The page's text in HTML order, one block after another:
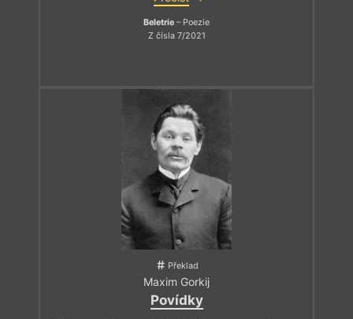
Beletrie – Poezie
Z čísla 7/2021
Překlad
Maxim Gorkij
Povídky